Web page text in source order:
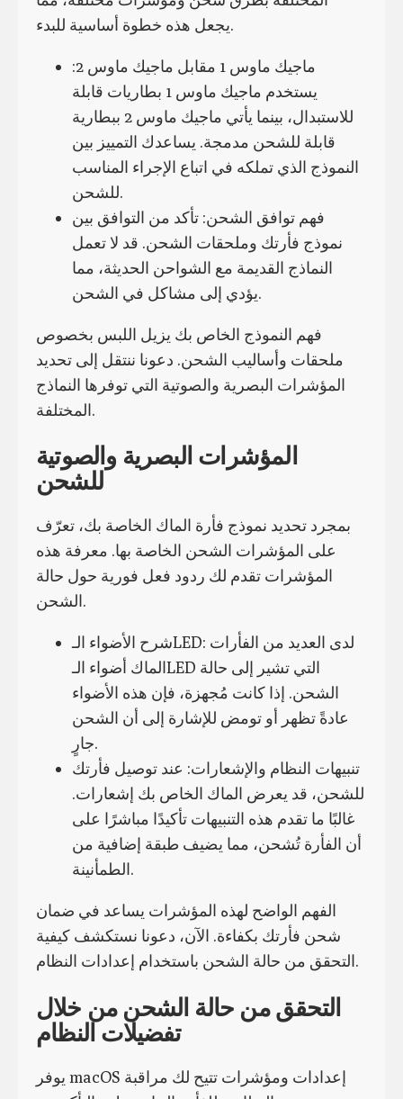
يجعل هذه خطوة أساسية للبدء.
ماجيك ماوس 1 مقابل ماجيك ماوس 2:
يستخدم ماجيك ماوس 1 بطاريات قابلة
للاستبدال، بينما يأتي ماجيك ماوس 2 ببطارية
قابلة للشحن مدمجة. يساعدك التمييز بين
النموذج الذي تملكه في اتباع الإجراء المناسب
للشحن.
فهم توافق الشحن: تأكد من التوافق بين
نموذج فأرتك وملحقات الشحن. قد لا تعمل
النماذج القديمة مع الشواحن الحديثة، مما
يؤدي إلى مشاكل في الشحن.
فهم النموذج الخاص بك يزيل اللبس بخصوص
ملحقات وأساليب الشحن. دعونا ننتقل إلى تحديد
المؤشرات البصرية والصوتية التي توفرها النماذج
المختلفة.
المؤشرات البصرية والصوتية
للشحن
بمجرد تحديد نموذج فأرة الماك الخاصة بك، تعرّف
على المؤشرات الشحن الخاصة بها. معرفة هذه
المؤشرات تقدم لك ردود فعل فورية حول حالة
الشحن.
شرح الأضواء الـLED: لدى العديد من الفأرات
الماك أضواء الـLED التي تشير إلى حالة
الشحن. إذا كانت مُجهزة، فإن هذه الأضواء
عادةً تظهر أو تومض للإشارة إلى أن الشحن
جارٍ.
تنبيهات النظام والإشعارات: عند توصيل فأرتك
للشحن، قد يعرض الماك الخاص بك إشعارات.
غالبًا ما تقدم هذه التنبيهات تأكيدًا مباشرًا على
أن الفأرة تُشحن، مما يضيف طبقة إضافية من
الطمأنينة.
الفهم الواضح لهذه المؤشرات يساعد في ضمان
شحن فأرتك بكفاءة. الآن، دعونا نستكشف كيفية
التحقق من حالة الشحن باستخدام إعدادات النظام.
التحقق من حالة الشحن من خلال
تفضيلات النظام
يوفر macOS إعدادات ومؤشرات تتيح لك مراقبة